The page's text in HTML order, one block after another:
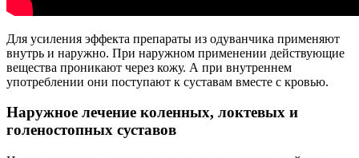
Для усиления эффекта препараты из одуванчика применяют
внутрь и наружно. При наружном применении действующие
вещества проникают через кожу. А при внутреннем
употреблении они поступают к суставам вместе с кровью.
Наружное лечение коленных, локтевых и
голеностопных суставов